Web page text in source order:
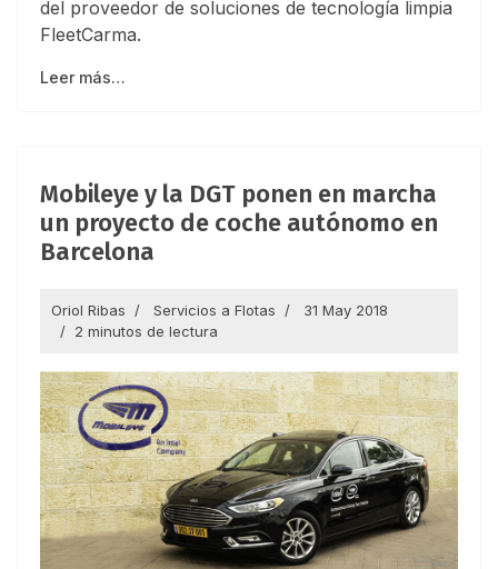
del proveedor de soluciones de tecnología limpia
FleetCarma.
Leer más…
Mobileye y la DGT ponen en marcha
un proyecto de coche autónomo en
Barcelona
Oriol Ribas Servicios a Flotas
31 May 2018
2 minutos de lectura